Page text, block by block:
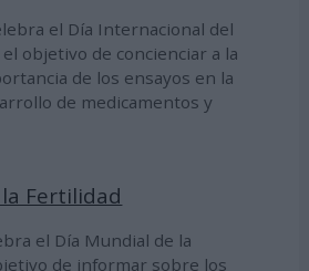
el Día Internacional del
objetivo de concienciar a la
de los ensayos en la
de medicamentos y
Fertilidad
el Día Mundial de la
de informar sobre los